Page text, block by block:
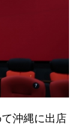
沖縄に出店